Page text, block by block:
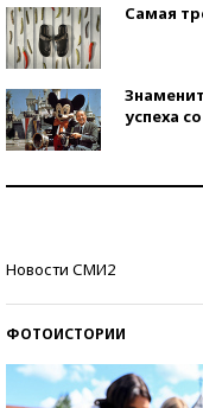
Самая
успеха
Новости СМИ2
ФОТОИСТОРИИ